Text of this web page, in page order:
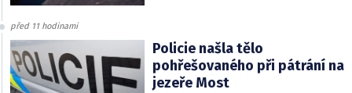
před 11 hodinami
Policie našla tělo
pohřešovaného při pátrání na
jezeře Most